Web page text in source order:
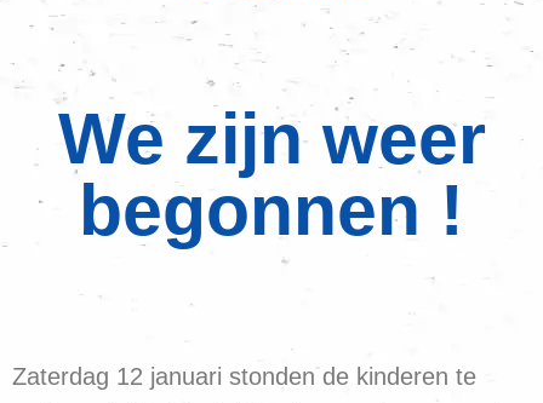
We zijn weer
begonnen !
Zaterdag 12 januari stonden de kinderen te